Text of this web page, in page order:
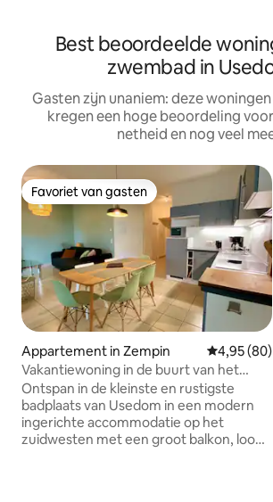
Best beoordeelde
zwembad in
Gasten zijn unaniem: deze
kregen een hoge beoordeling
netheid en nog veel
Favoriet van gasten
Favoriet van gasten
Appartement in Zempin
4,95 (80)
Vakantiewoning in de buurt van het
strand met zwembad en strandstoel*
Ontspan in de kleinste en rustigste
badplaats van Usedom in een modern
ingerichte accommodatie op het
zuidwesten met een groot balkon, loop